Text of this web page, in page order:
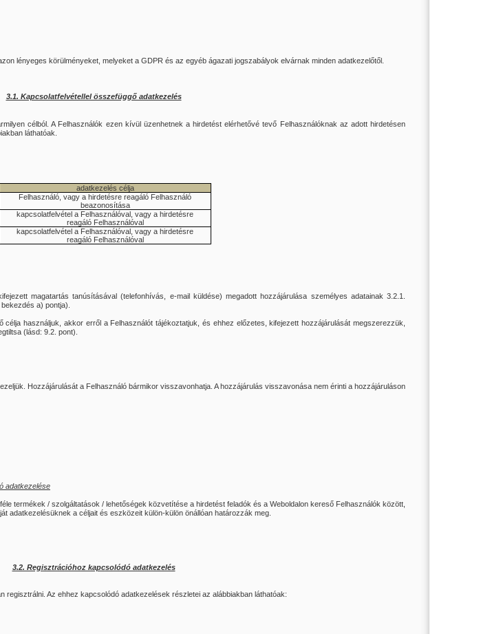
lényeges körülményeket, melyeket a GDPR és az egyéb ágazati jogszabályok elvárnak minden adatkezelőtől.
3.1. Kapcsolatfelvétellel összefüggő adatkezelés
célból. A Felhasználók ezen kívül üzenhetnek a hirdetést elérhetővé tevő Felhasználóknak az adott hirdetésen
láthatóak.
adatkezelés célja
Felhasználó, vagy a hirdetésre reagáló Felhasználó
beazonosítása
kapcsolatfelvétel a Felhasználóval, vagy a hirdetésre
reagáló Felhasználóval
kapcsolatfelvétel a Felhasználóval, vagy a hirdetésre
reagáló Felhasználóval
magatartás tanúsításával (telefonhívás, e-mail küldése) megadott hozzájárulása személyes adatainak 3.2.1.
a) pontja).
célja használjuk, akkor erről a Felhasználót tájékoztatjuk, és ehhez előzetes, kifejezett hozzájárulását megszerezzük,
(lásd: 9.2. pont).
Hozzájárulását a Felhasználó bármikor visszavonhatja. A hozzájárulás visszavonása nem érinti a hozzájáruláson
adatkezelése
termékek / szolgáltatások / lehetőségek közvetítése a hirdetést feladók és a Weboldalon kereső Felhasználók között,
adatkezelésüknek a céljait és eszközeit külön-külön önállóan határozzák meg.
3.2. Regisztrációhoz kapcsolódó adatkezelés
regisztrálni. Az ehhez kapcsolódó adatkezelések részletei az alábbiakban láthatóak: